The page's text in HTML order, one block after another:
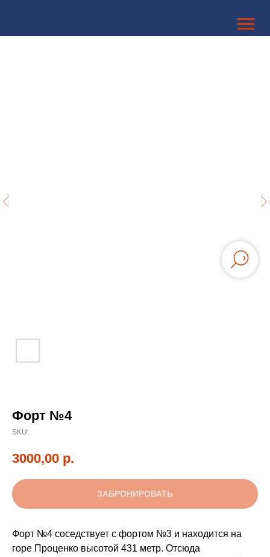
Форт №4
SKU:
3000,00 р.
ЗАБРОНИРОВАТЬ
Форт №4 соседствует с фортом №3 и находится на
горе Проценко высотой 431 метр. Отсюда